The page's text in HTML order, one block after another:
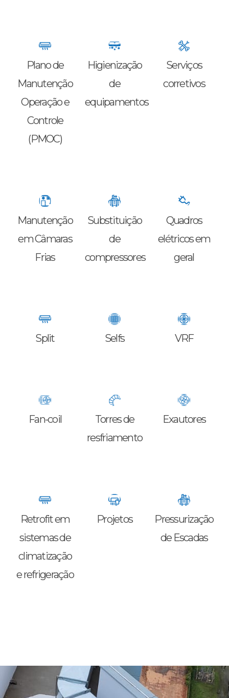
Plano de
Manutenção
Operação e
Controle
(PMOC)
Higienização
de
equipamentos
Serviços
corretivos
Manutenção
em Câmaras
Frias
Substituição
de
compressores
Quadros
elétricos em
geral
Split Selfs VRF
Fan-coil
Torres de
resfriamento
Exautores
Retrofit em
sistemas de
climatização
e refrigeração
Projetos
Pressurização
de Escadas